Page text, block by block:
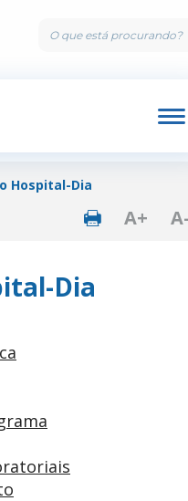
Hospital-Dia
Botão de
A+
Dia